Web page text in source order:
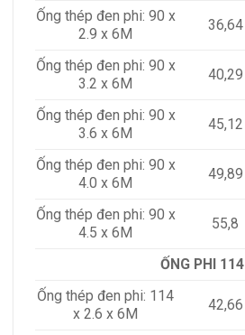
Ống thép đen phi: 90 x
2.9 x 6M
36,64
Ống thép đen phi: 90 x
3.2 x 6M
40,29
Ống thép đen phi: 90 x
3.6 x 6M
45,12
Ống thép đen phi: 90 x
4.0 x 6M
49,89
Ống thép đen phi: 90 x
4.5 x 6M
55,8
ỐNG PHI 114
Ống thép đen phi: 114
x 2.6 x 6M
42,66